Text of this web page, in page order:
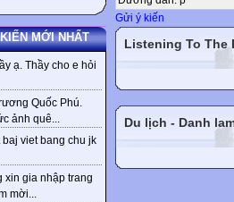
MỚI NHẤT
ạ. Thầy cho e hỏi
Quốc Phú.
ảnh quê...
baj viet bang chu jk
xin gia nhập trang
mời...
Gửi ý kiến
Listening To The
Du lịch - Danh